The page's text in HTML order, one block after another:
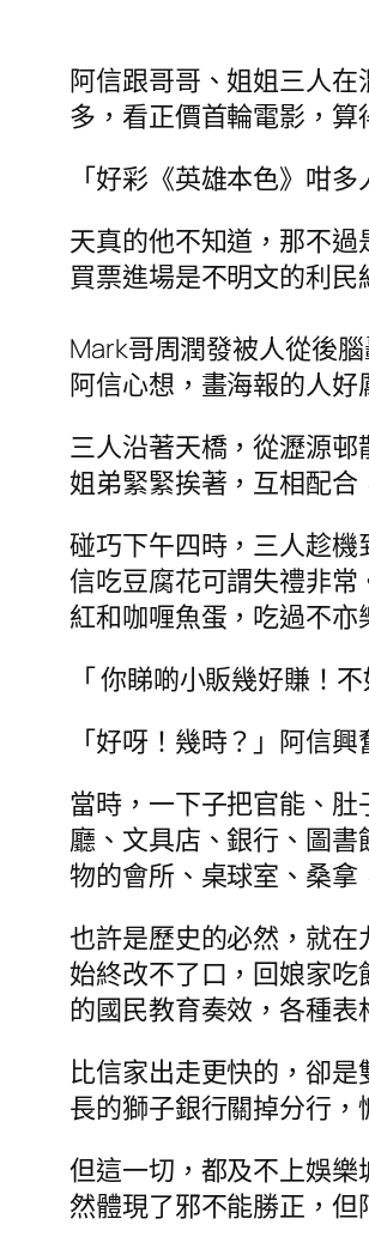
阿信跟哥哥、姐姐三人
多，看正價首輪電影，算
「好彩《英雄本色》咁
天真的他不知道，那不
買票進場是不明文的利民
Mark哥周潤發被人從後
阿信心想，畫海報的人好
三人沿著天橋，從瀝源
姐弟緊緊挨著，互相配合
碰巧下午四時，三人趁
信吃豆腐花可謂失禮非
紅和咖喱魚蛋，吃過不亦
「 你睇啲小販幾好賺！
「好呀！幾時？」阿信
當時，一下子把官能、
廳、文具店、銀行、圖
物的會所、桌球室、桑拿
也許是歷史的必然，就
始終改不了口，回娘家
的國民教育奏效，各種
比信家出走更快的，卻
長的獅子銀行關掉分行
但這一切，都及不上娛
然體現了邪不能勝正，